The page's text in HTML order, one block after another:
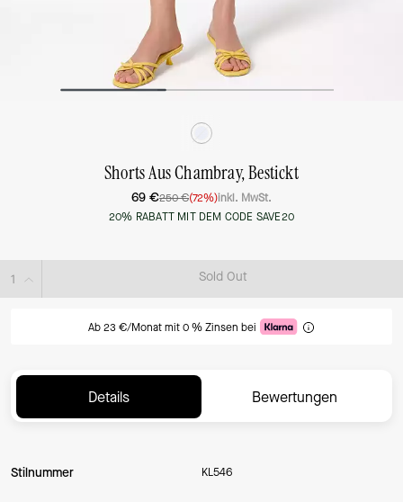
Shorts Aus Chambray, Bestickt
69 €250 €(72%)inkl. MwSt.
20% RABATT MIT DEM CODE SAVE20
Sold Out
Ab 23 €/Monat mit 0 % Zinsen bei
Details Bewertungen
Stilnummer KL546